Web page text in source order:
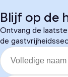
Blijf op de
Ontvang de
de